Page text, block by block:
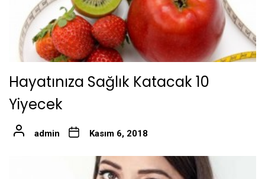
Hayatınıza Sağlık Katacak 10
Yiyecek
admin Kasım 6, 2018